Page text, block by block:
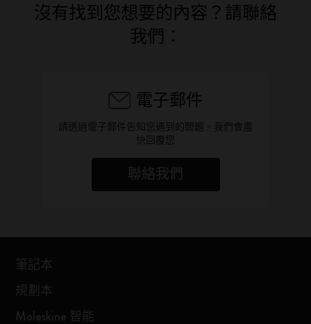
沒有找到您想要的內容？請聯絡
我們：
電子郵件
請透過電子郵件告知您遇到的問題。我們會盡
快回覆您
聯絡我們
筆記本
規劃本
Moleskine 智能